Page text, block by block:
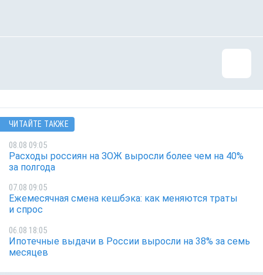
ЧИТАЙТЕ ТАКЖЕ
08.08 09:05
Расходы россиян на ЗОЖ выросли более чем на 40%
за полгода
07.08 09:05
Ежемесячная смена кешбэка: как меняются траты
и спрос
06.08 18:05
Ипотечные выдачи в России выросли на 38% за семь
месяцев